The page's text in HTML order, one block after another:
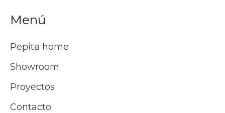
Menú
Pepita home
Showroom
Proyectos
Contacto